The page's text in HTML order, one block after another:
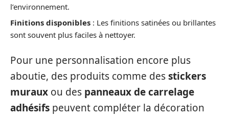
l’environnement.
Finitions disponibles : Les finitions satinées ou brillantes
sont souvent plus faciles à nettoyer.
Pour une personnalisation encore plus
aboutie, des produits comme desstickers
muraux ou des panneaux de carrelage
adhésifs peuvent compléter la décoration